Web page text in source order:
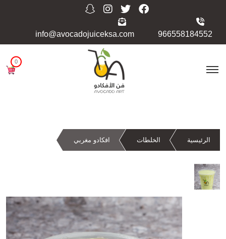
966558184552
info@avocadojuiceksa.com
0
الرئيسية الخلطات افكادو مغربي